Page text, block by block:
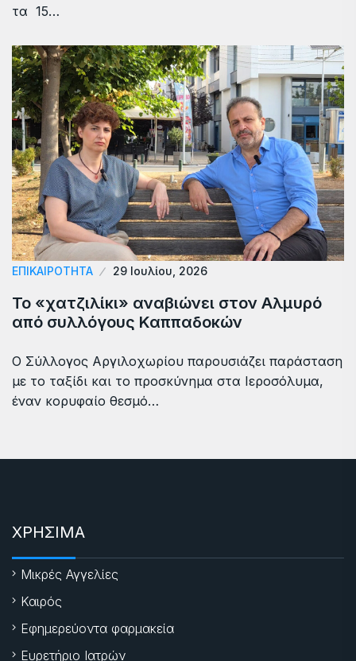
τα 15…
ΕΠΙΚΑΙΡΟΤΗΤΑ 29 Ιουλίου, 2026
Το «χατζιλίκι» αναβιώνει στον Αλμυρό
από συλλόγους Καππαδοκών
Ο Σύλλογος Αργιλοχωρίου παρουσιάζει παράσταση
με το ταξίδι και το προσκύνημα στα Ιεροσόλυμα,
έναν κορυφαίο θεσμό…
ΧΡΗΣΙΜΑ
Μικρές Αγγελίες
Καιρός
Εφημερεύοντα φαρμακεία
Ευρετήριο Ιατρών